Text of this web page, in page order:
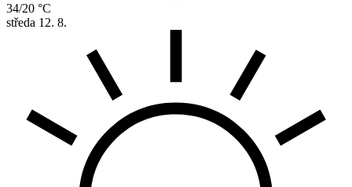
34/20 °C
středa 12. 8.